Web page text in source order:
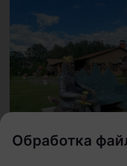
Обработка